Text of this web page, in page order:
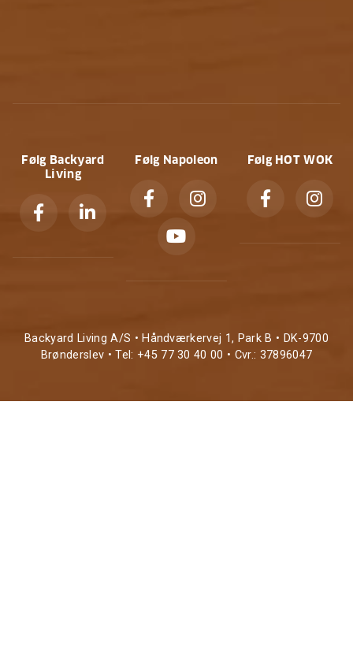
Følg Backyard
Living
Følg Napoleon Følg HOT WOK
Backyard Living A/S • Håndværkervej 1, Park B • DK-9700
Brønderslev • Tel: +45 77 30 40 00 • Cvr.: 37896047